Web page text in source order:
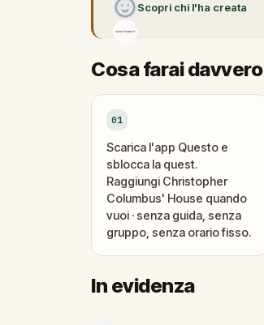
Scopri chi l'ha creata
Cosa farai davvero
01
Scarica l'app Questo e
sblocca la quest.
Raggiungi Christopher
Columbus' House quando
vuoi · senza guida, senza
gruppo, senza orario fisso.
In evidenza